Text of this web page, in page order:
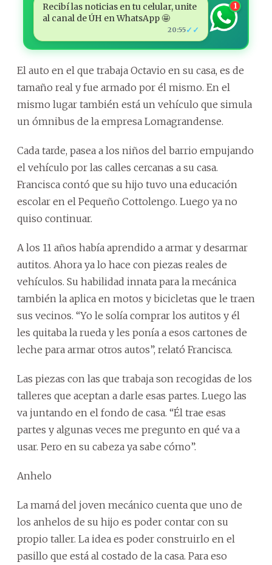
Recibí las noticias en tu celular, unite
al canal de ÚH en WhatsApp 🤩
20:55✓✓
1
El auto en el que trabaja Octavio en su casa, es de
tamaño real y fue armado por él mismo. En el
mismo lugar también está un vehículo que simula
un ómnibus de la empresa Lomagrandense.
Cada tarde, pasea a los niños del barrio empujando
el vehículo por las calles cercanas a su casa.
Francisca contó que su hijo tuvo una educación
escolar en el Pequeño Cottolengo. Luego ya no
quiso continuar.
A los 11 años había aprendido a armar y desarmar
autitos. Ahora ya lo hace con piezas reales de
vehículos. Su habilidad innata para la mecánica
también la aplica en motos y bicicletas que le traen
sus vecinos. “Yo le solía comprar los autitos y él
les quitaba la rueda y les ponía a esos cartones de
leche para armar otros autos”, relató Francisca.
Las piezas con las que trabaja son recogidas de los
talleres que aceptan a darle esas partes. Luego las
va juntando en el fondo de casa. “Él trae esas
partes y algunas veces me pregunto en qué va a
usar. Pero en su cabeza ya sabe cómo”.
Anhelo
La mamá del joven mecánico cuenta que uno de
los anhelos de su hijo es poder contar con su
propio taller. La idea es poder construirlo en el
pasillo que está al costado de la casa. Para eso